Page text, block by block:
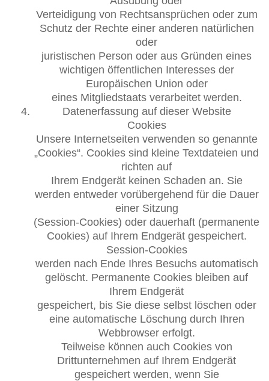
Verteidigung von Rechtsansprüchen oder zum
Schutz der Rechte einer anderen natürlichen
oder
juristischen Person oder aus Gründen eines
wichtigen öffentlichen Interesses der
Europäischen Union oder
eines Mitgliedstaats verarbeitet werden.
Datenerfassung auf dieser Website
Cookies
Unsere Internetseiten verwenden so genannte
„Cookies“. Cookies sind kleine Textdateien und
richten auf
Ihrem Endgerät keinen Schaden an. Sie
werden entweder vorübergehend für die Dauer
einer Sitzung
(Session-Cookies) oder dauerhaft (permanente
Cookies) auf Ihrem Endgerät gespeichert.
Session-Cookies
werden nach Ende Ihres Besuchs automatisch
gelöscht. Permanente Cookies bleiben auf
Ihrem Endgerät
gespeichert, bis Sie diese selbst löschen oder
eine automatische Löschung durch Ihren
Webbrowser erfolgt.
Teilweise können auch Cookies von
Drittunternehmen auf Ihrem Endgerät
gespeichert werden, wenn Sie